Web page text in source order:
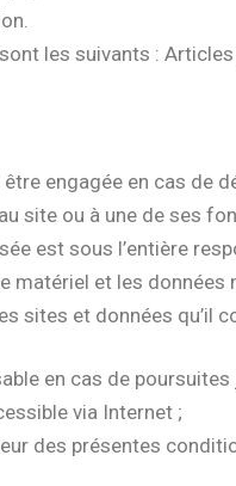
les suivants : Articles
engagée en cas de
site ou à une de ses
est sous l’entière
matériel et les
sites et données qu’il
en cas de
via Internet ;
des présentes